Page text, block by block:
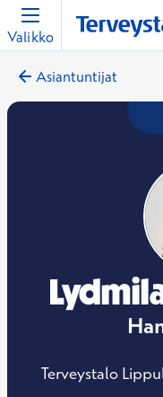
Valikko
Asiantuntijat
Terveystalo